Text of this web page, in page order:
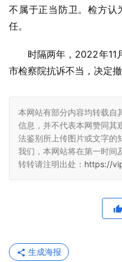
不属于正当防卫。检方认
任。
时隔两年，2022年11
市检察院抗诉不当，决定撤
本网站有部分内容均转载自
信息，并不代表本网赞同其
法鉴别所上传图片或文字的
我们，本网站将在第一时间
转转请注明出处： https://
生成海报